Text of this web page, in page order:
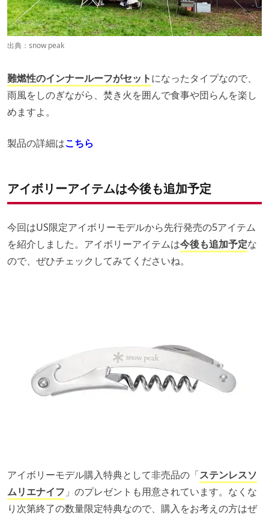
出典： snow peak
難燃性のインナールーフがセットになったタイプなので、
雨風をしのぎながら、焚き火を囲んで食事や団らんを楽し
めますよ。
製品の詳細はこちら
アイボリーアイテムは今後も追加予定
今回はUS限定アイボリーモデルから先行発売の5アイテム
を紹介しました。アイボリーアイテムは今後も追加予定な
ので、ぜひチェックしてみてくださいね。
アイボリーモデル購入特典として非売品の「ステンレスソ
ムリエナイフ 」のプレゼントも用意されています。なくな
り次第終了の数量限定特典なので、購入をお考えの方はぜ